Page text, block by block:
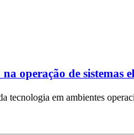
operação de sistemas
tecnologia em ambientes